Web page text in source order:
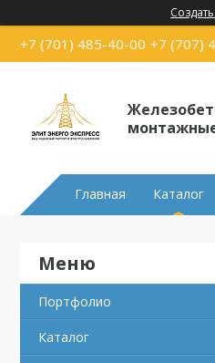
+7 (701) 485-40-00 +7 (707)
Главная Каталог
Портфолио
Каталог